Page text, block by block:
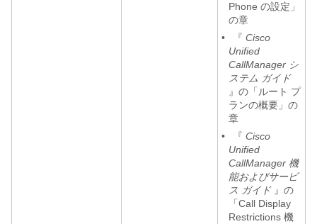
Phone の設定」
の章
•
『 Cisco
Unified
CallManager シ
ステム ガイド
』の「ルート プ
ランの概要」の
章
•
『 Cisco
Unified
CallManager 機
能およびサービ
ス ガイド』の
「Call Display
Restrictions 機